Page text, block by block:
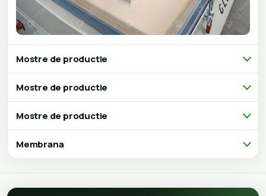
Mostre de productie
Mostre de productie
Mostre de productie
Membrana